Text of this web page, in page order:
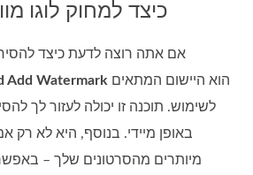
כיצד למחוק לוגו
אם אתה רוצה לדעת כיצד
Add Watermark
לשימוש. תוכנה זו יכולה לעזור לך
באופן מיידי. בנוסף, היא לא רק
מיותרים מהסרטונים שלך –